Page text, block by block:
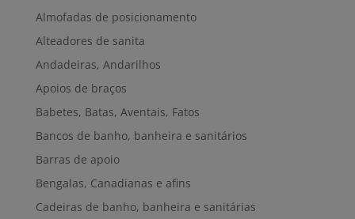
Almofadas de posicionamento
Alteadores de sanita
Andadeiras, Andarilhos
Apoios de braços
Babetes, Batas, Aventais, Fatos
Bancos de banho, banheira e sanitários
Barras de apoio
Bengalas, Canadianas e afins
Cadeiras de banho, banheira e sanitárias